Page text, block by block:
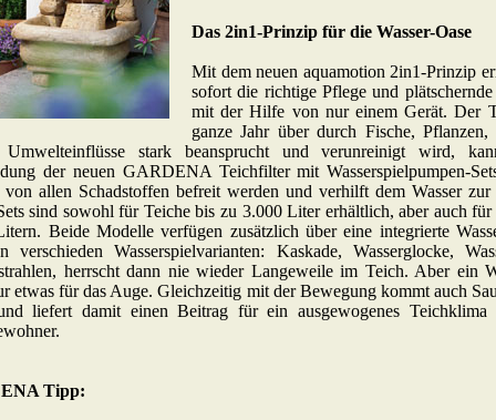
Das 2in1-Prinzip für die Wasser-Oase
Mit dem neuen aquamotion 2in1-Prinzip
sofort die richtige Pflege und
mit der Hilfe von nur einem Gerät. Der
ganze Jahr über durch Fische, Pflanzen,
Umwelteinflüsse stark beansprucht und verunreinigt wird,
der neuen GARDENA Teichfilter mit Wasserspielpumpen-
von allen Schadstoffen befreit werden und verhilft dem Wasser
sind sowohl für Teiche bis zu 3.000 Liter erhältlich, aber auch
Beide Modelle verfügen zusätzlich über eine integrierte
verschieden Wasserspielvarianten: Kaskade, Wasserglocke,
herrscht dann nie wieder Langeweile im Teich. Aber ein
etwas für das Auge. Gleichzeitig mit der Bewegung kommt auch
liefert damit einen Beitrag für ein ausgewogenes Teichklima
Tipp: